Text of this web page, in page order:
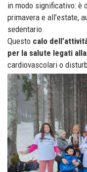
in modo significativo: è
primavera e all’estate,
sedentario.
Questo calo
per la salute legati
cardiovascolari o